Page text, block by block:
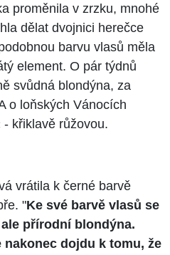
proměnila v zrzku, mnohé
dělat dvojnici herečce
barvu vlasů měla
element. O pár týdnů
svůdná blondýna, za
o loňských Vánocích
křiklavě růžovou.
vrátila k černé barvě
"Ke své barvě vlasů se
přírodní blondýna.
nakonec dojdu k tomu, že